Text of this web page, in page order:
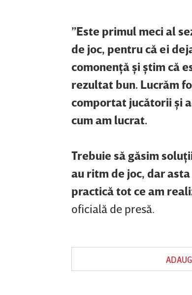
”Este primul meci al
de joc, pentru că ei
comonenţă şi ştim că
rezultat bun. Lucrăm
comportat jucătorii şi
cum am lucrat.
Trebuie să găsim
au ritm de joc, dar
practică tot ce am
oficială de presă.